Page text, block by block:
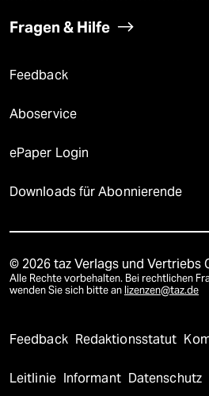
Fragen & Hilfe
Feedback
Aboservice
ePaper Login
Downloads für Abonnierende
© 2026 taz Verlags und Vertriebs
Alle Rechte vorbehalten. Bei rechtlichen
wenden Sie sich bitte an lizenzen@taz.de
Feedback Redaktionsstatut
Leitlinie Informant Datenschutz